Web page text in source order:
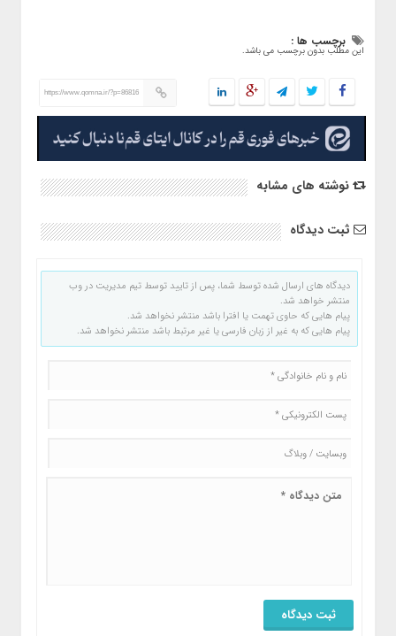
برچسب ها :
این مطلب بدون برچسب می باشد.
https://www.qomna.ir/?p=86816
نوشته های مشابه
ثبت دیدگاه
دیدگاه های ارسال شده توسط شما، پس از تایید توسط تیم مدیریت در وب
منتشر خواهد شد.
پیام هایی که حاوی تهمت یا افترا باشد منتشر نخواهد شد.
پیام هایی که به غیر از زبان فارسی یا غیر مرتبط باشد منتشر نخواهد شد.